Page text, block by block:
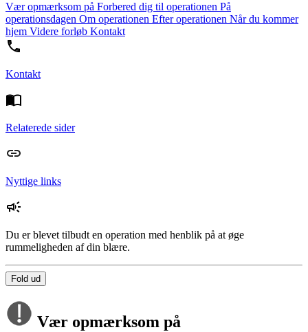
Vær opmærksom på Forbered dig til operationen På
operationsdagen Om operationen Efter operationen Når du kommer
hjem Videre forløb Kontakt
Kontakt
Relaterede sider
Nyttige links
Du er blevet tilbudt en operation med henblik på at øge
rummeligheden af din blære.
Fold ud
Vær opmærksom på